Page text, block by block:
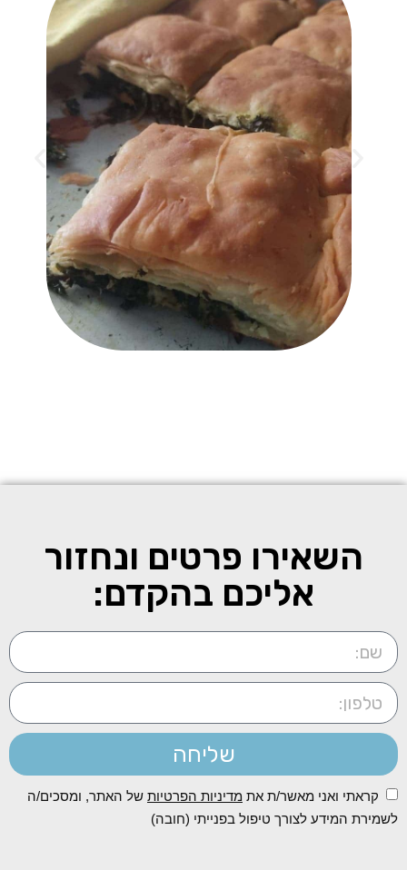
השאירו פרטים ונחזור
אליכם בהקדם:
שליחה
קראתי ואני מאשר/ת את מדיניות הפרטיות של האתר, ומסכים/ה
לשמירת המידע לצורך טיפול בפנייתי (חובה)